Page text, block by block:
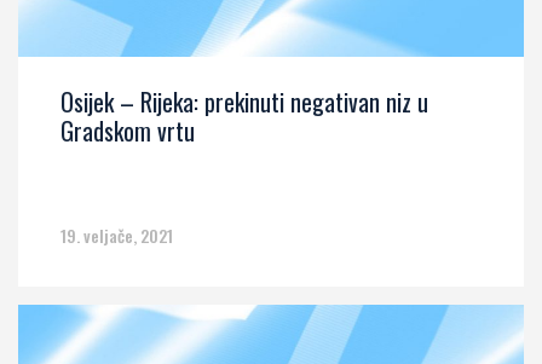
Osijek – Rijeka: prekinuti negativan niz u
Gradskom vrtu
19. veljače, 2021